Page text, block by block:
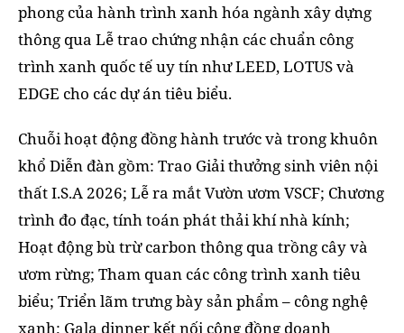
phong của hành trình xanh hóa ngành xây dựng
thông qua Lễ trao chứng nhận các chuẩn công
trình xanh quốc tế uy tín như LEED, LOTUS và
EDGE cho các dự án tiêu biểu.
Chuỗi hoạt động đồng hành trước và trong khuôn
khổ Diễn đàn gồm: Trao Giải thưởng sinh viên nội
thất I.S.A 2026; Lễ ra mắt Vườn ươm VSCF; Chương
trình đo đạc, tính toán phát thải khí nhà kính;
Hoạt động bù trừ carbon thông qua trồng cây và
ươm rừng; Tham quan các công trình xanh tiêu
biểu; Triển lãm trưng bày sản phẩm – công nghệ
xanh; Gala dinner kết nối cộng đồng doanh